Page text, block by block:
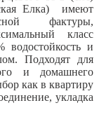
Елка) имеют
фактуры,
класс
водостойкость и
Подходят для
и домашнего
как в квартиру
укладка